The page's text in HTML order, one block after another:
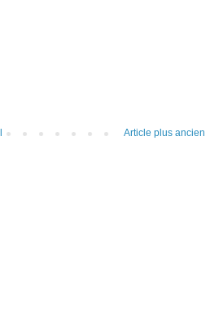
Article plus ancien